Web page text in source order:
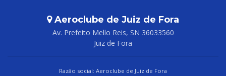
Aeroclube de Juiz de Fora
Av. Prefeito Mello Reis, SN 36033560
Juiz de Fora
Razão social: Aeroclube de Juiz de Fora